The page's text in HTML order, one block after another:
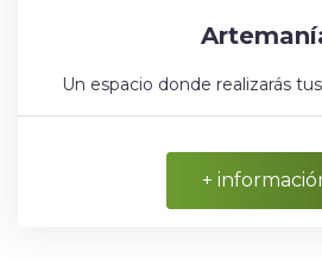
Un espacio donde realizarás
+